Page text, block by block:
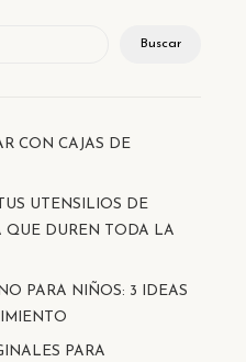
Buscar
CON CAJAS DE
UTENSILIOS DE
QUE DUREN TODA LA
PARA NIÑOS: 3 IDEAS
PARA